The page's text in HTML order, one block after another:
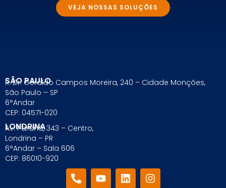
VEJA NOSSAS SOLUÇÕES
SÃO PAULO
R. Dr. Geraldo Campos Moreira, 240 – Cidade Monções,
São Paulo – SP
6°Andar
CEP: 04571-020
LONDRINA
Av. Paraná, 343 – Centro,
Londrina – PR
6°Andar – Sala 606
CEP: 86010-920